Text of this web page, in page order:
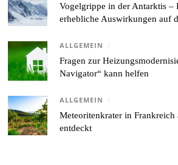
Vogelgrippe in der Antarktis –
erhebliche Auswirkungen auf
ALLGEMEIN /
Fragen zur
Navigator“ kann helfen
ALLGEMEIN /
Meteoritenkrater in Frankreich
entdeckt